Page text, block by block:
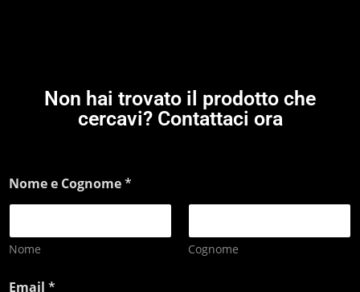
Non hai trovato il prodotto che
cercavi? Contattaci ora
Nome e Cognome*
Nome Cognome
Email *